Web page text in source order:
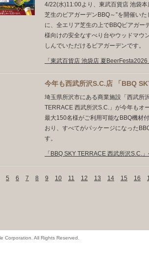
4/22(水)11:00より、東武百貨店 池袋
芝生のビアガーデンBBQ～”を開催い
に、全エリア芝生の上でBBQビアガー
様向けの安全なすべり台やウッドマウ
しんでいただけるビアガーデンです。
「東武百貨店 池袋店 夏
今年も西武所沢S.C.店 「BBQ
埼玉県所沢市にある商業施設「西武所
TERRACE 西武所沢S.C.」が今年もオ
最大150名様がご利用可能なBBQ機材
おり、すべてがパッケージになった
す。
「BBQ SKY TERRACE 西武所沢S.C.
5 6 7 8 9 10 11 12 13 14 15 16
Corporation. All Rights Reserved.